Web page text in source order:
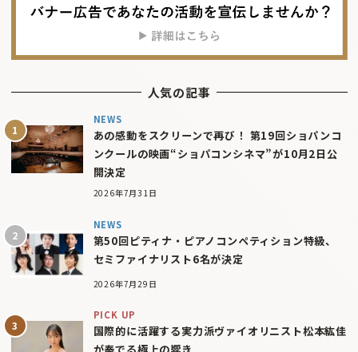
人気の記事
NEWS
あの感動をスクリーンで再び！ 第19回ショパンコ
ンクールの映画“ショパコンシネマ”が10月2日公
開決定
2026年7月31日
NEWS
第50回ピティナ・ピアノコンペティション特級、
セミファイナリスト6名が決定
2026年7月29日
PICK UP
国際的に活躍する実力派ヴァイオリニスト松本紘佳